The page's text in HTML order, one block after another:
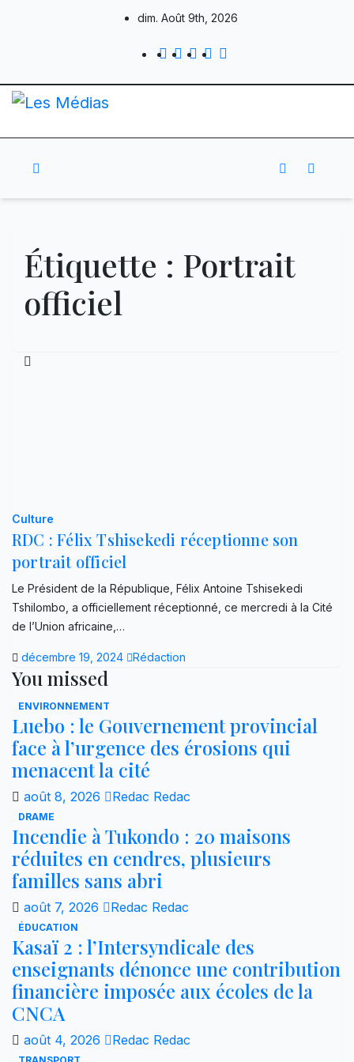
dim. Août 9th, 2026
Étiquette : Portrait
officiel
Culture
RDC : Félix Tshisekedi réceptionne son
portrait officiel
Le Président de la République, Félix Antoine Tshisekedi
Tshilombo, a officiellement réceptionné, ce mercredi à la Cité
de l’Union africaine,…
décembre 19, 2024 Rédaction
You missed
ENVIRONNEMENT
Luebo : le Gouvernement provincial
face à l’urgence des érosions qui
menacent la cité
août 8, 2026 Redac Redac
DRAME
Incendie à Tukondo : 20 maisons
réduites en cendres, plusieurs
familles sans abri
août 7, 2026 Redac Redac
ÉDUCATION
Kasaï 2 : l’Intersyndicale des
enseignants dénonce une contribution
financière imposée aux écoles de la
CNCA
août 4, 2026 Redac Redac